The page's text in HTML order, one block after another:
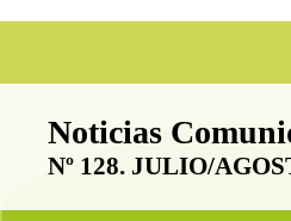
Boletín Noticias
Noticias
Nº 128. JULIO/